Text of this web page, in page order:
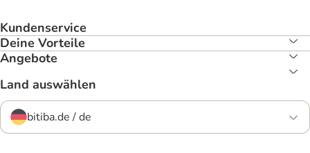
Kundenservice
Deine Vorteile
Angebote
Land auswählen
bitiba.de / de